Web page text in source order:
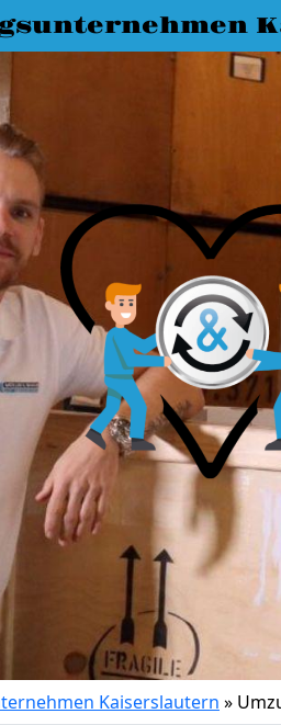
Kaiserslautern »